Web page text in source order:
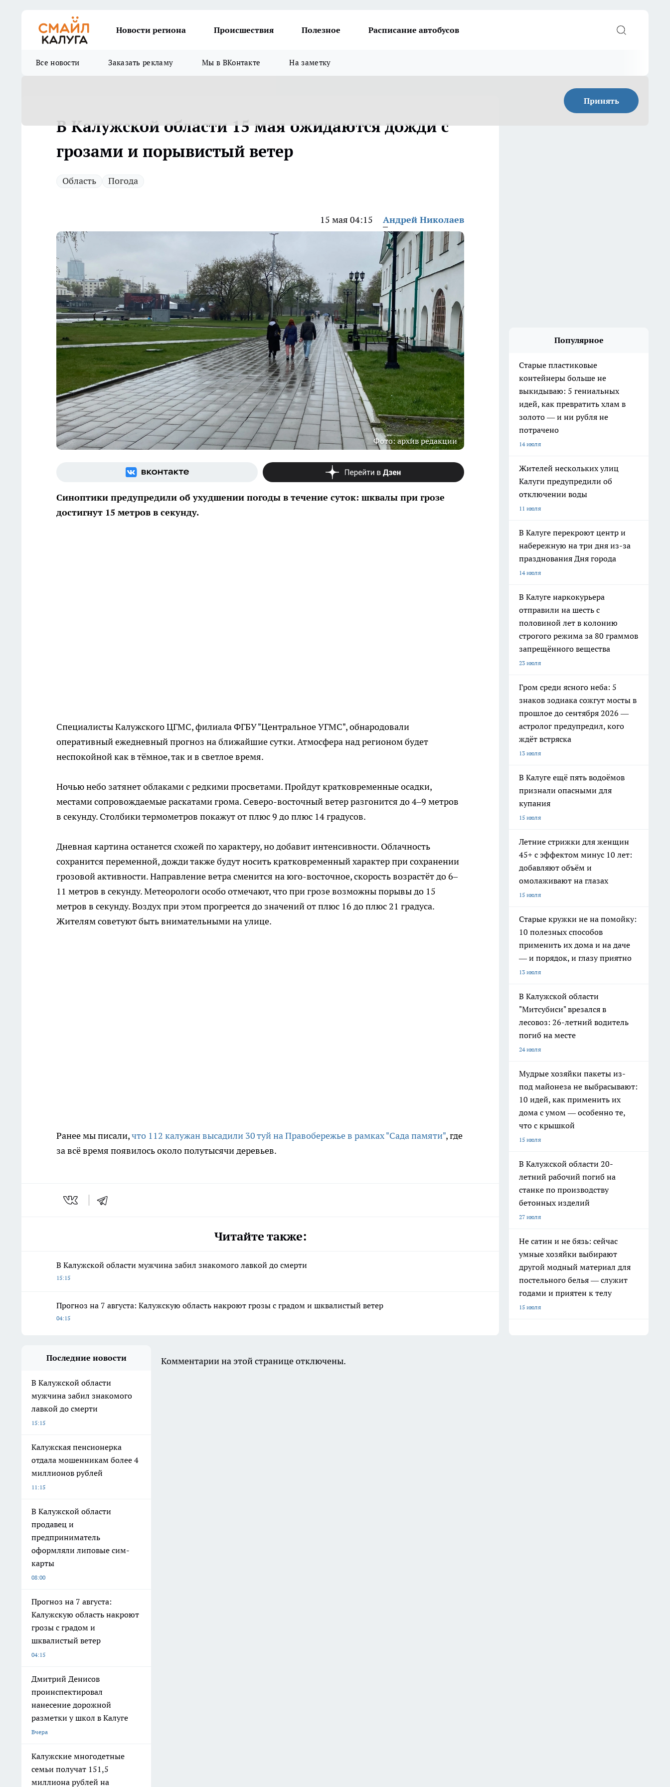
Новости региона Происшествия Полезное Расписание автобусов
Все новости Заказать рекламу Мы в ВКонтакте На заметку
Принять
В Калужской области 15 мая ожидаются дожди с
грозами и порывистый ветер
Область Погода
15 мая 04:15 Андрей Николаев
Фото: архив редакции
Синоптики предупредили об ухудшении погоды в течение суток: шквалы при грозе
достигнут 15 метров в секунду.
Специалисты Калужского ЦГМС, филиала ФГБУ "Центральное УГМС", обнародовали
оперативный ежедневный прогноз на ближайшие сутки. Атмосфера над регионом будет
неспокойной как в тёмное, так и в светлое время.
Ночью небо затянет облаками с редкими просветами. Пройдут кратковременные осадки,
местами сопровождаемые раскатами грома. Северо-восточный ветер разгонится до 4–9 метров
в секунду. Столбики термометров покажут от плюс 9 до плюс 14 градусов.
Дневная картина останется схожей по характеру, но добавит интенсивности. Облачность
сохранится переменной, дожди также будут носить кратковременный характер при сохранении
грозовой активности. Направление ветра сменится на юго-восточное, скорость возрастёт до 6–
11 метров в секунду. Метеорологи особо отмечают, что при грозе возможны порывы до 15
метров в секунду. Воздух при этом прогреется до значений от плюс 16 до плюс 21 градуса.
Жителям советуют быть внимательными на улице.
Ранее мы писали,что 112 калужан высадили 30 туй на Правобережье в рамках "Сада памяти", где
за всё время появилось около полутысячи деревьев.
Читайте также:
В Калужской области мужчина забил знакомого лавкой до смерти
15:15
Прогноз на 7 августа: Калужскую область накроют грозы с градом и шквалистый ветер
04:15
Популярное
Старые пластиковые
контейнеры больше не
выкидываю: 5 гениальных
идей, как превратить хлам в
золото — и ни рубля не
потрачено
14 июля
Жителей нескольких улиц
Калуги предупредили об
отключении воды
11 июля
В Калуге перекроют центр и
набережную на три дня из-за
празднования Дня города
14 июля
В Калуге наркокурьера
отправили на шесть с
половиной лет в колонию
строгого режима за 80 граммов
запрещённого вещества
23 июля
Гром среди ясного неба: 5
знаков зодиака сожгут мосты в
прошлое до сентября 2026 —
астролог предупредил, кого
ждёт встряска
13 июля
В Калуге ещё пять водоёмов
признали опасными для
купания
15 июля
Летние стрижки для женщин
45+ с эффектом минус 10 лет:
добавляют объём и
омолаживают на глазах
15 июля
Старые кружки не на помойку:
10 полезных способов
применить их дома и на даче
— и порядок, и глазу приятно
13 июля
В Калужской области
"Митсубиси" врезался в
лесовоз: 26-летний водитель
погиб на месте
24 июля
Мудрые хозяйки пакеты из-
под майонеза не выбрасывают:
10 идей, как применить их
дома с умом — особенно те,
что с крышкой
15 июля
В Калужской области 20-
летний рабочий погиб на
станке по производству
бетонных изделий
27 июля
Не сатин и не бязь: сейчас
умные хозяйки выбирают
другой модный материал для
постельного белья — служит
годами и приятен к телу
15 июля
Последние новости
В Калужской области
мужчина забил знакомого
лавкой до смерти
15:15
Калужская пенсионерка
отдала мошенникам более 4
миллионов рублей
11:15
В Калужской области
продавец и
предприниматель
оформляли липовые сим-
карты
08:00
Прогноз на 7 августа:
Калужскую область накроют
грозы с градом и
шквалистый ветер
04:15
Дмитрий Денисов
проинспектировал
нанесение дорожной
разметки у школ в Калуге
Вчера
Калужские многодетные
семьи получат 151,5
миллиона рублей на
Комментарии на этой странице отключены.